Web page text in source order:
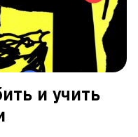
и учить